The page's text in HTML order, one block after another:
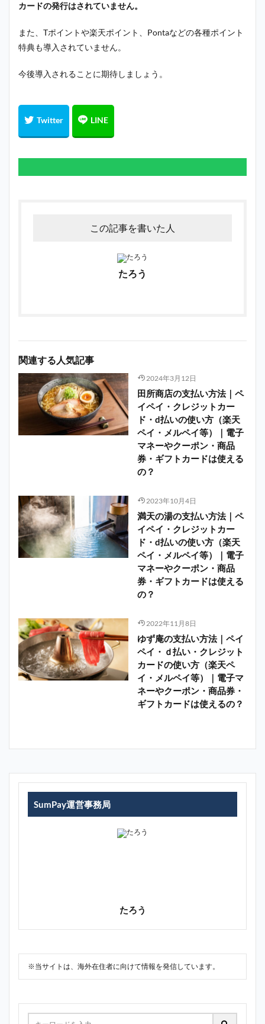
カードの発行はされていません。
また、Tポイントや楽天ポイント、Pontaなどの各種ポイント
特典も導入されていません。
今後導入されることに期待しましょう。
この記事を書いた人
たろう
関連する人気記事
2024年3月12日
田所商店の支払い方法｜ペ
イペイ・クレジットカー
ド・d払いの使い方（楽天
ペイ・メルペイ等）｜電子
マネーやクーポン・商品
券・ギフトカードは使える
の？
2023年10月4日
満天の湯の支払い方法｜ペ
イペイ・クレジットカー
ド・d払いの使い方（楽天
ペイ・メルペイ等）｜電子
マネーやクーポン・商品
券・ギフトカードは使える
の？
2022年11月8日
ゆず庵の支払い方法｜ペイ
ペイ・ｄ払い・クレジット
カードの使い方（楽天ペ
イ・メルペイ等）｜電子マ
ネーやクーポン・商品券・
ギフトカードは使えるの？
SumPay運営事務局
たろう
※当サイトは、海外在住者に向けて情報を発信しています。